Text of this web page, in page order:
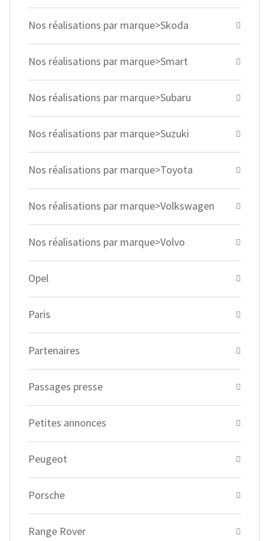
Nos réalisations par marque>Skoda
Nos réalisations par marque>Smart
Nos réalisations par marque>Subaru
Nos réalisations par marque>Suzuki
Nos réalisations par marque>Toyota
Nos réalisations par marque>Volkswagen
Nos réalisations par marque>Volvo
Opel
Paris
Partenaires
Passages presse
Petites annonces
Peugeot
Porsche
Range Rover